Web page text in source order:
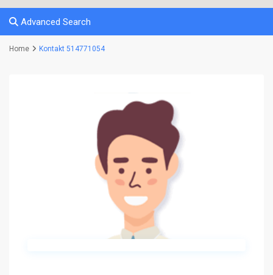
Advanced Search
Home Kontakt 514771054